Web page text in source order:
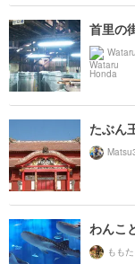
首里の
たぶん
わんこ
もも